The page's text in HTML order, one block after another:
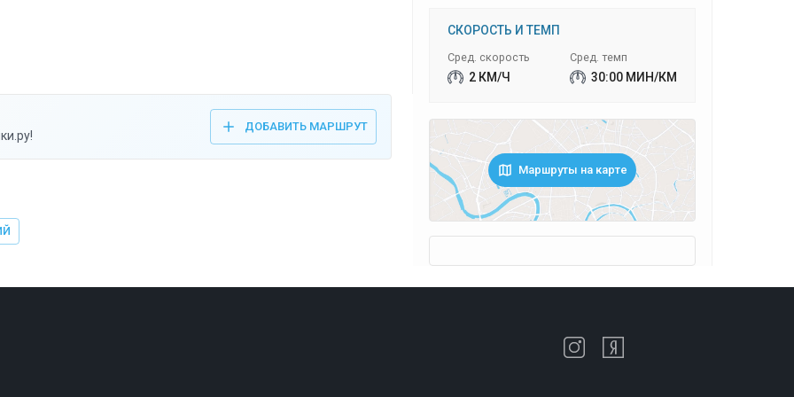
ДОБАВИТЬ МАРШРУТ
СКОРОСТЬ И ТЕМП
Сред. скорость
2 КМ/Ч
Сред. темп
30:00 МИН/КМ
Маршруты на карте